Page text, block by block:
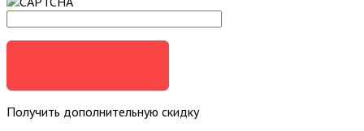
Получить дополнительную скидку